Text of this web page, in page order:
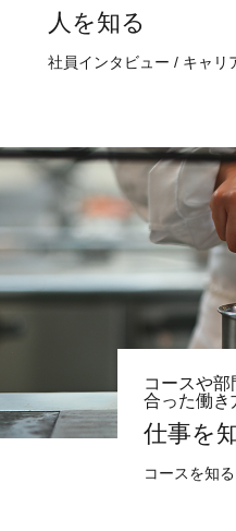
人を知る
社員インタビュー / キャリ
コースや
合った働き
仕事を
コースを知